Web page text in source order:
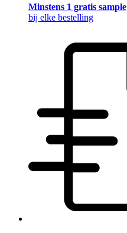
Minstens 1 gratis sample
bij elke bestelling